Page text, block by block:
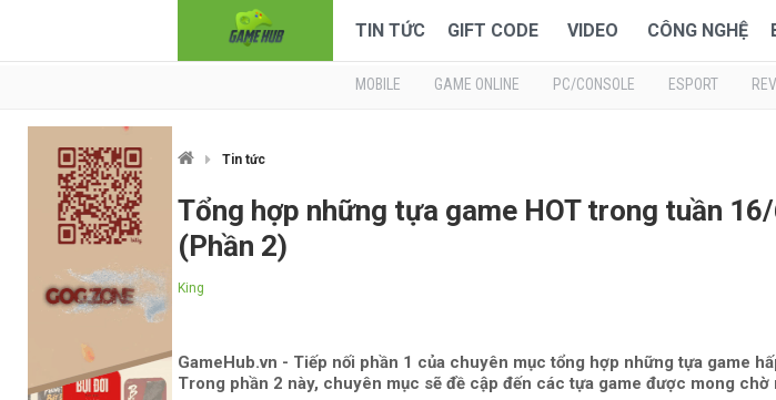
TIN TỨC GIFT CODE VIDEO CÔNG NGHỆ
MOBILE GAME ONLINE PC/CONSOLE ESPORT
Tin tức
Tổng hợp những tựa game HOT trong tuần
(Phần 2)
King
GameHub.vn - Tiếp nối phần 1 của chuyên mục tổng hợp những tựa game
Trong phần 2 này, chuyên mục sẽ đề cập đến các tựa game được mong chờ